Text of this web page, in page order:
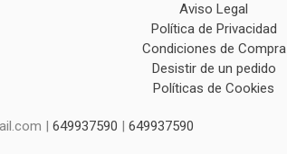
Aviso Legal
Política de Privacidad
Condiciones de Compra
Desistir de un pedido
Políticas de Cookies
|649937590 |649937590